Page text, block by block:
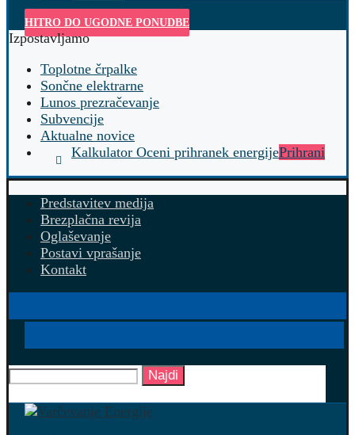
HITRO DO UGODNE PONUDBE
Izpostavljamo
Toplotne črpalke
Sončne elektrarne
Lunos prezračevanje
Subvencije
Aktualne novice
Kalkulator Oceni prihranek energijePrihrani
Predstavitev medija
Brezplačna revija
Oglaševanje
Postavi vprašanje
Kontakt
Najdi